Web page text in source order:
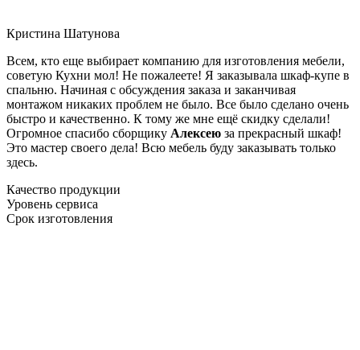
Кристина Шатунова
Всем, кто еще выбирает компанию для изготовления мебели,
советую Кухни мол! Не пожалеете! Я заказывала шкаф-купе в
спальню. Начиная с обсуждения заказа и заканчивая
монтажом никаких проблем не было. Все было сделано очень
быстро и качественно. К тому же мне ещё скидку сделали!
Огромное спасибо сборщику Алексею за прекрасный шкаф!
Это мастер своего дела! Всю мебель буду заказывать только
здесь.
Качество продукции
Уровень сервиса
Срок изготовления